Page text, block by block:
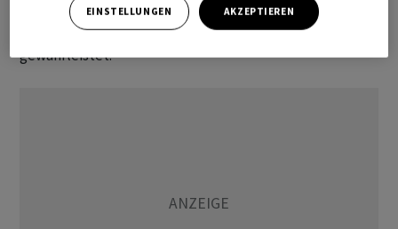
bleibe die Bargeldversorgung sichergestellt und die
Erfüllung des gesetzlichen Auftrags der SNB sei
gewährleistet.
EINSTELLUNGEN AKZEPTIEREN